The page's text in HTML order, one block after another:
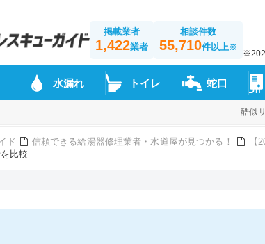
掲載業者
1,422業者
相談件数
55,710件以上※
水漏れ トイレ 蛇口
酷似
ド 信頼できる給湯器修理業者・水道屋が見つかる！ 【
比較